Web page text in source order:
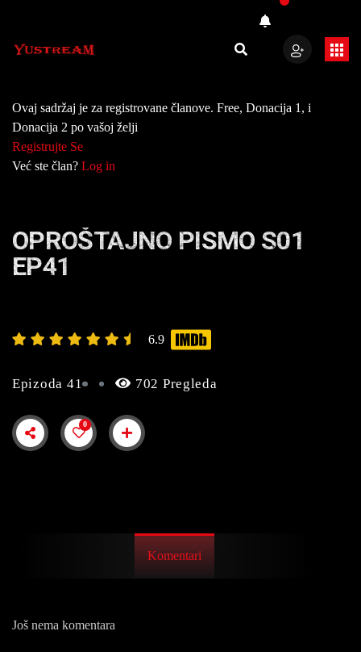
Ovaj sadržaj je za registrovane članove. Free, Donacija 1, i
Donacija 2 po vašoj želji
Registrujte Se
Već ste član? Log in
OPROŠTAJNO PISMO S01
EP41
6.9
Epizoda 41 702 Pregleda
0
Komentari
Još nema komentara